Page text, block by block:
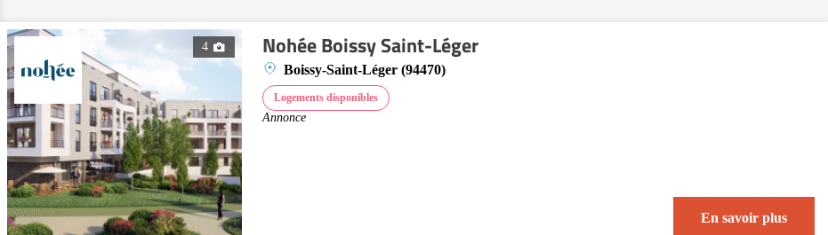
4 Nohée Boissy Saint-Léger
Boissy-Saint-Léger (94470)
Logements disponibles
Annonce
En savoir plus